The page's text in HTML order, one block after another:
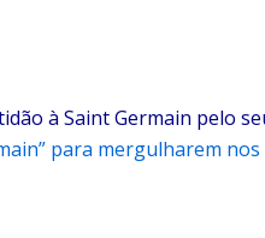
à Saint Germain pelo
para mergulharem